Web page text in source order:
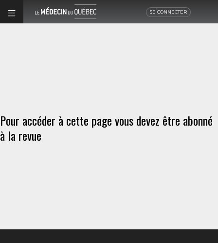
SE CONNECTER
Pour accéder à cette page vous devez être abonné
à la revue